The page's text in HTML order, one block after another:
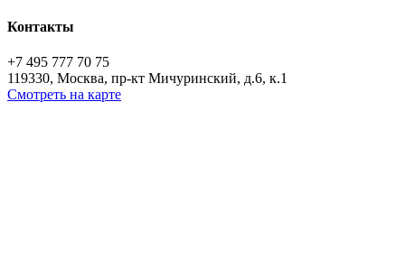
Контакты
+7 495 777 70 75
119330, Москва, пр-кт Мичуринский, д.6, к.1
Смотреть на карте